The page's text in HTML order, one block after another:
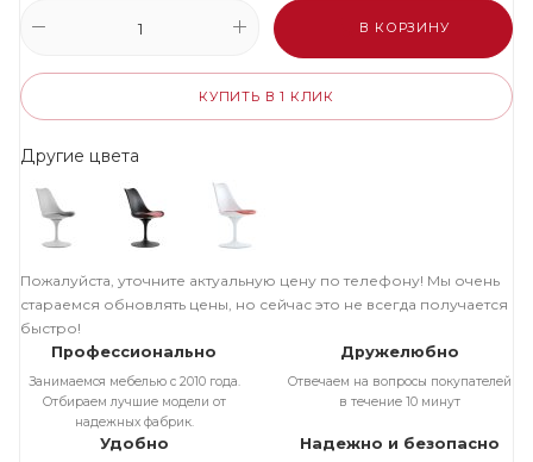
В КОРЗИНУ
КУПИТЬ В 1 КЛИК
Другие цвета
Пожалуйста, уточните актуальную цену по телефону! Мы очень
стараемся обновлять цены, но сейчас это не всегда получается
быстро!
Профессионально
Занимаемся мебелью с 2010 года.
Отбираем лучшие модели от
надежных фабрик.
Дружелюбно
Отвечаем на вопросы покупателей
в течение 10 минут
Удобно Надежно и безопасно